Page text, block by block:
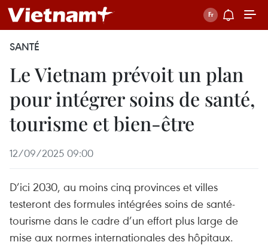
SANTÉ
Le Vietnam prévoit un plan
pour intégrer soins de santé,
tourisme et bien-être
12/09/2025 09:00
D’ici 2030, au moins cinq provinces et villes
testeront des formules intégrées soins de santé-
tourisme dans le cadre d’un effort plus large de
mise aux normes internationales des hôpitaux.